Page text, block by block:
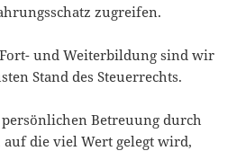
zugreifen.
und Weiterbildung sind wir
Stand des Steuerrechts.
Betreuung durch
die viel Wert gelegt wird,